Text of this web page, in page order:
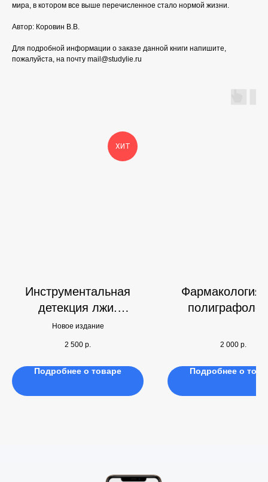
мира, в котором все выше перечисленное стало нормой жизни.
Автор: Коровин В.В.
Для подробной информации о заказе данной книги напишите,
пожалуйста, на почту mail@studylie.ru
ХИТ
Инструментальная
детекция лжи.
Академический курс
Новое издание
2 500 р.
Подробнее о товаре
Фармакология
2 000 р.
Подробнее о